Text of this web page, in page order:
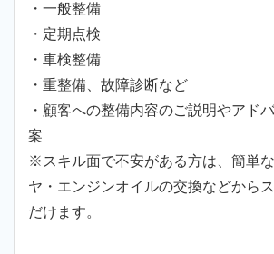
・一般整備
・定期点検
・車検整備
・重整備、故障診断など
・顧客への整備内容のご説明やアド
案
※スキル面で不安がある方は、簡単
ヤ・エンジンオイルの交換などから
だけます。